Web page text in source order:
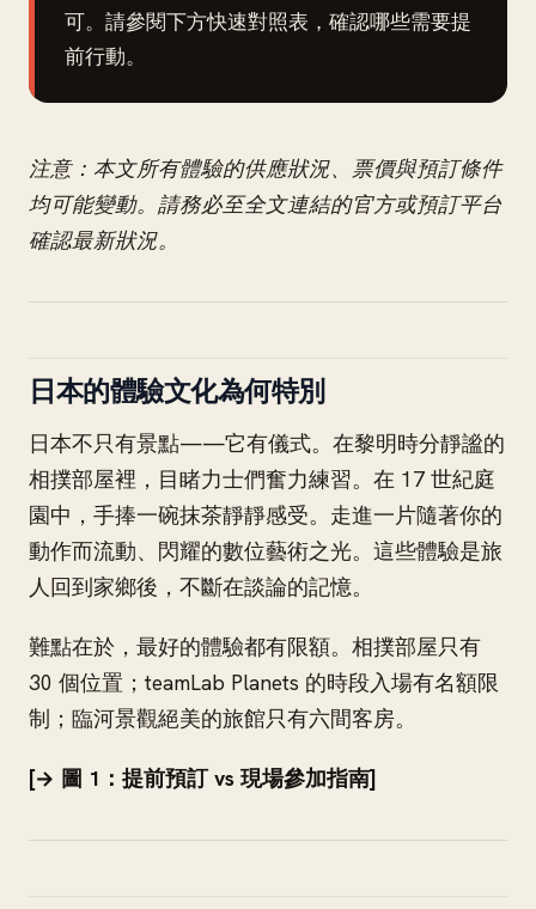
可。請參閱下方快速對照表，確認哪些需要提
前行動。
注意：本文所有體驗的供應狀況、票價與預訂條件
均可能變動。請務必至全文連結的官方或預訂平台
確認最新狀況。
日本的體驗文化為何特別
日本不只有景點——它有儀式。在黎明時分靜謐的
相撲部屋裡，目睹力士們奮力練習。在 17 世紀庭
園中，手捧一碗抹茶靜靜感受。走進一片隨著你的
動作而流動、閃耀的數位藝術之光。這些體驗是旅
人回到家鄉後，不斷在談論的記憶。
難點在於，最好的體驗都有限額。相撲部屋只有
30 個位置；teamLab Planets 的時段入場有名額限
制；臨河景觀絕美的旅館只有六間客房。
[→ 圖 1：提前預訂 vs 現場參加指南]